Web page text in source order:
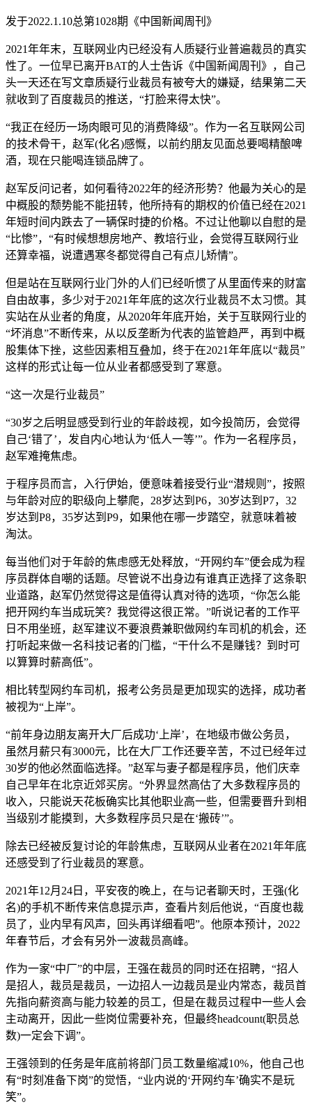
发于2022.1.10总第1028期《中国新闻周刊》
2021年年末，互联网业内已经没有人质疑行业普遍裁员的真实
性了。一位早已离开BAT的人士告诉《中国新闻周刊》，自己
头一天还在写文章质疑行业裁员有被夸大的嫌疑，结果第二天
就收到了百度裁员的推送，“打脸来得太快”。
“我正在经历一场肉眼可见的消费降级”。作为一名互联网公司
的技术骨干，赵军(化名)感慨，以前约朋友见面总要喝精酿啤
酒，现在只能喝连锁品牌了。
赵军反问记者，如何看待2022年的经济形势？他最为关心的是
中概股的颓势能不能扭转，他所持有的期权的价值已经在2021
年短时间内跌去了一辆保时捷的价格。不过让他聊以自慰的是
“比惨”，“有时候想想房地产、教培行业，会觉得互联网行业
还算幸福，说遭遇寒冬都觉得自己有点儿矫情”。
但是站在互联网行业门外的人们已经听惯了从里面传来的财富
自由故事，多少对于2021年年底的这次行业裁员不太习惯。其
实站在从业者的角度，从2020年年底开始，关于互联网行业的
“坏消息”不断传来，从以反垄断为代表的监管趋严，再到中概
股集体下挫，这些因素相互叠加，终于在2021年年底以“裁员”
这样的形式让每一位从业者都感受到了寒意。
“这一次是行业裁员”
“30岁之后明显感受到行业的年龄歧视，如今投简历，会觉得
自己‘错了’，发自内心地认为‘低人一等’”。作为一名程序员，
赵军难掩焦虑。
于程序员而言，入行伊始，便意味着接受行业“潜规则”，按照
与年龄对应的职级向上攀爬，28岁达到P6，30岁达到P7，32
岁达到P8，35岁达到P9，如果他在哪一步踏空，就意味着被
淘汰。
每当他们对于年龄的焦虑感无处释放，“开网约车”便会成为程
序员群体自嘲的话题。尽管说不出身边有谁真正选择了这条职
业道路，赵军仍然觉得这是值得认真对待的选项，“你怎么能
把开网约车当成玩笑？我觉得这很正常。”听说记者的工作平
日不用坐班，赵军建议不要浪费兼职做网约车司机的机会，还
打听起来做一名科技记者的门槛，“干什么不是赚钱？到时可
以算算时薪高低”。
相比转型网约车司机，报考公务员是更加现实的选择，成功者
被视为“上岸”。
“前年身边朋友离开大厂后成功‘上岸’，在地级市做公务员，
虽然月薪只有3000元，比在大厂工作还要辛苦，不过已经年过
30岁的他必然面临选择。”赵军与妻子都是程序员，他们庆幸
自己早年在北京近郊买房。“外界显然高估了大多数程序员的
收入，只能说天花板确实比其他职业高一些，但需要晋升到相
当级别才能摸到，大多数程序员只是在‘搬砖’”。
除去已经被反复讨论的年龄焦虑，互联网从业者在2021年年底
还感受到了行业裁员的寒意。
2021年12月24日，平安夜的晚上，在与记者聊天时，王强(化
名)的手机不断传来信息提示声，查看片刻后他说，“百度也裁
员了，业内早有风声，回头再详细看吧”。他原本预计，2022
年春节后，才会有另外一波裁员高峰。
作为一家“中厂”的中层，王强在裁员的同时还在招聘，“招人
是招人，裁员是裁员，一边招人一边裁员是业内常态，裁员首
先指向薪资高与能力较差的员工，但是在裁员过程中一些人会
主动离开，因此一些岗位需要补充，但最终headcount(职员总
数)一定会下调”。
王强领到的任务是年底前将部门员工数量缩减10%，他自己也
有“时刻准备下岗”的觉悟，“业内说的‘开网约车’确实不是玩
笑”。